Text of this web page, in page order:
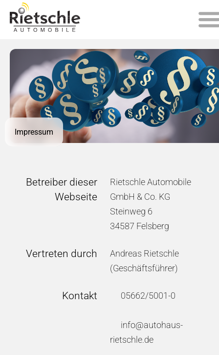
Impressum
Betreiber dieser
Webseite
Rietschle Automobile
GmbH & Co. KG
Steinweg 6
34587 Felsberg
Vertreten durch
Andreas Rietschle
(Geschäftsführer)
Kontakt 05662/5001-0
info@autohaus-
rietschle.de